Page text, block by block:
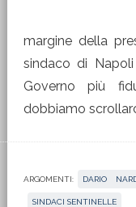
margine della
sindaco di
Governo più
dobbiamo
ARGOMENTI: DARIO
SINDACI SENTINELLE